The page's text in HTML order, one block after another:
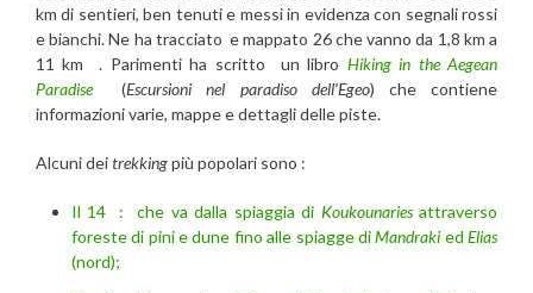
km di sentieri, ben tenuti e messi in evidenza con segnali rossi
e bianchi. Ne ha tracciato e mappato 26 che vanno da 1,8 km a
11 km . Parimenti ha scritto un libro Hiking in the Aegean
Paradise
(Escursioni nel paradiso dell’Egeo) che contiene
informazioni varie, mappe e dettagli delle piste.
Alcuni deitrekkingpiù popolari sono :
Il 14 : che va dalla spiaggia di Koukounariesattraverso
foreste di pini e dune fino alle spiagge diMandraki edElias
(nord);